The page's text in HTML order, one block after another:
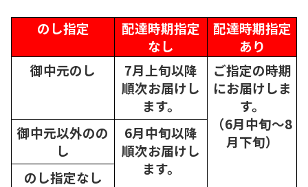
のし指定
配達時期指定
なし
配達時期指定
あり
御中元のし
7月上旬以降
順次お届けし
ます。
ご指定の時期
にお届けしま
す。
（6月中旬～8
月下旬）
御中元以外のの
し
6月中旬以降
順次お届けし
ます。
のし指定なし